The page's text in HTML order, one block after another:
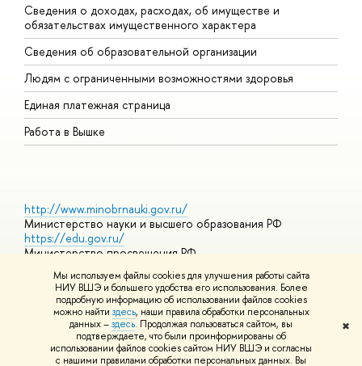
Мы используем файлы cookies для улучшения работы сайта
НИУ ВШЭ и большего удобства его использования. Более
подробную информацию об использовании файлов cookies
можно найти здесь, наши правила обработки персональных
данных –здесь. Продолжая пользоваться сайтом, вы
подтверждаете, что были проинформированы об
использовании файлов cookies сайтом НИУ ВШЭ и согласны
с нашими правилами обработки персональных данных. Вы
✖
Сведения о доходах, расходах, об имуществе и
обязательствах имущественного характера
Сведения об образовательной организации
Людям с ограниченными возможностями здоровья
Единая платежная страница
Работа в Вышке
http://www.minobrnauki.gov.ru/
Министерство науки и высшего образования РФ
https://edu.gov.ru/
Министерство просвещения РФ
Массовые открытые онлайн-курсы
© НИУ ВШЭ 1993–2026 Адреса и контактыУсловия
использования материалов Политика конфиденциальности